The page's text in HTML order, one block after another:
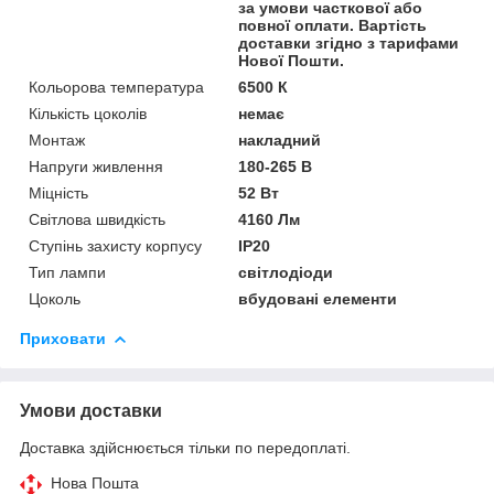
за умови часткової або
повної оплати. Вартість
доставки згідно з тарифами
Нової Пошти.
Кольорова температура
6500 К
Кількість цоколів
немає
Монтаж
накладний
Напруги живлення
180-265 В
Міцність
52 Вт
Світлова швидкість
4160 Лм
Ступінь захисту корпусу
IP20
Тип лампи
світлодіоди
Цоколь
вбудовані елементи
Приховати
Умови доставки
Доставка здійснюється тільки по передоплаті.
Нова Пошта